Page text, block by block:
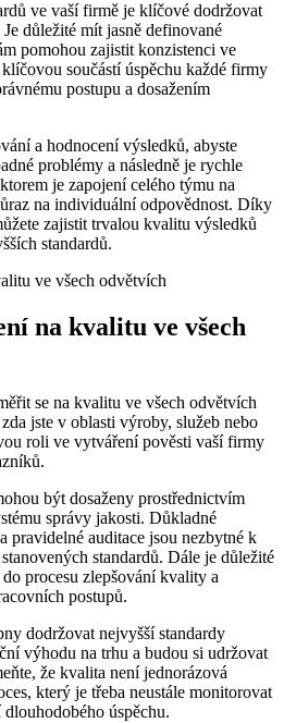
ve vaší firmě je klíčové dodržovat
důležité mít jasně definované
pomohou zajistit konzistenci ve
součástí úspěchu každé firmy
postupu a dosažením
a hodnocení výsledků, abyste
problémy a následně je rychle
je zapojení celého týmu na
na individuální odpovědnost. Díky
zajistit trvalou kvalitu výsledků
standardů.
na kvalitu ve všech
se na kvalitu ve všech odvětvích
jste v oblasti výroby, služeb nebo
roli ve vytváření pověsti vaší firmy
být dosaženy prostřednictvím
správy jakosti. Důkladné
pravidelné auditace jsou nezbytné k
standardů. Dále je důležité
procesu zlepšování kvality a
postupů.
dodržovat nejvyšší standardy
výhodu na trhu a budou si udržovat
že kvalita není jednorázová
který je třeba neustále monitorovat
úspěchu.